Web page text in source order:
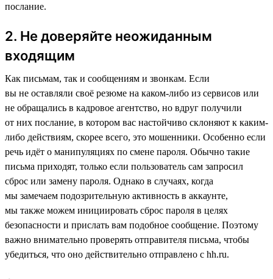
послание.
2. Не доверяйте неожиданным
входящим
Как письмам, так и сообщениям и звонкам. Если
вы не оставляли своё резюме на каком-либо из сервисов или
не обращались в кадровое агентство, но вдруг получили
от них послание, в котором вас настойчиво склоняют к каким-
либо действиям, скорее всего, это мошенники. Особенно если
речь идёт о манипуляциях по смене пароля. Обычно такие
письма приходят, только если пользователь сам запросил
сброс или замену пароля. Однако в случаях, когда
мы замечаем подозрительную активность в аккаунте,
мы также можем инициировать сброс пароля в целях
безопасности и прислать вам подобное сообщение. Поэтому
важно внимательно проверять отправителя письма, чтобы
убедиться, что оно действительно отправлено с hh.ru.